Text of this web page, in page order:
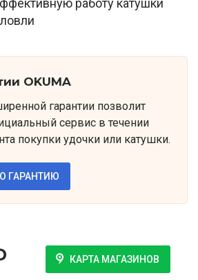
работу катушки
OKUMA
гарантии позволит
сервис в течении
покупки удочки или катушки.
ГАРАНТИЮ
КАРТА МАГАЗИНОВ